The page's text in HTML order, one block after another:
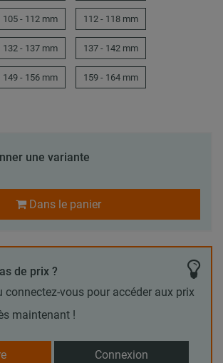
105 - 112 mm 112 - 118 mm
132 - 137 mm 137 - 142 mm
149 - 156 mm 159 - 164 mm
une variante
Dans le panier
de prix ?
connectez-vous pour accéder aux prix
maintenant !
Connexion